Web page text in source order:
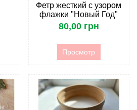
Фетр жесткий с узором
флажки "Новый Год"
80,00 грн
Просмотр